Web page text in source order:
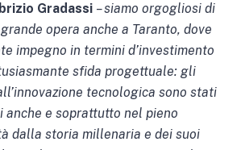
Gradassi – siamo orgogliosi di
opera anche a Taranto, dove
impegno in termini d’investimento
sfida progettuale: gli
tecnologica sono stati
e soprattutto nel pieno
dalla storia millenaria e dei suoi